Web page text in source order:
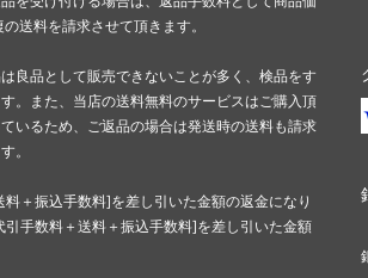
送料を請求させて頂きます。
良品として販売できないことが多く、検品をす
。また、当店の送料無料のサービスはご購入頂
いるため、ご返品の場合は発送時の送料も請求
。
料＋振込手数料]を差し引いた金額の返金になり
引手数料＋送料＋振込手数料]を差し引いた金額